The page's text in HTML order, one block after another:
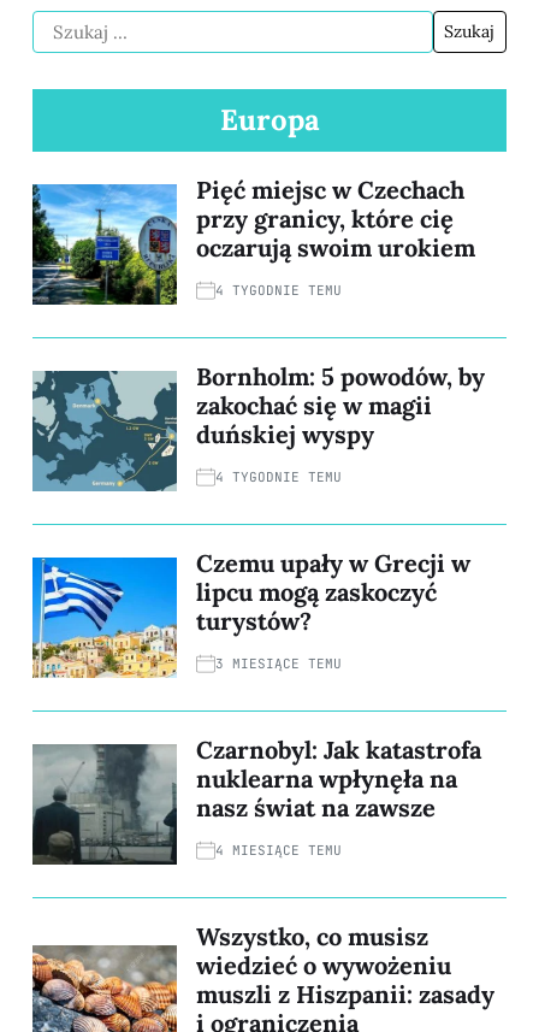
Europa
Pięć miejsc w Czechach
przy granicy, które cię
oczarują swoim urokiem
4 TYGODNIE TEMU
Bornholm: 5 powodów, by
zakochać się w magii
duńskiej wyspy
4 TYGODNIE TEMU
Czemu upały w Grecji w
lipcu mogą zaskoczyć
turystów?
3 MIESIĄCE TEMU
Czarnobyl: Jak katastrofa
nuklearna wpłynęła na
nasz świat na zawsze
4 MIESIĄCE TEMU
Wszystko, co musisz
wiedzieć o wywożeniu
muszli z Hiszpanii: zasady
i ograniczenia